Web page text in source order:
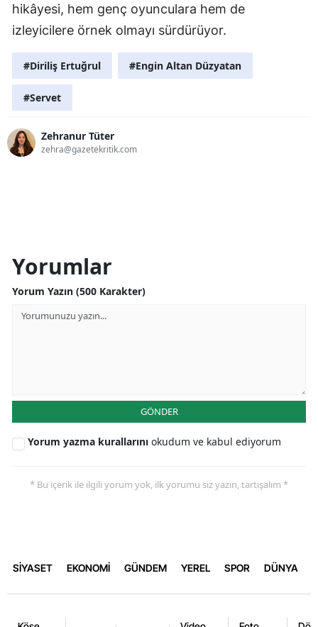
hikâyesi, hem genç oyunculara hem de
izleyicilere örnek olmayı sürdürüyor.
#Diriliş Ertuğrul #Engin Altan Düzyatan
#Servet
Zehranur Tüter
zehra@gazetekritik.com
Yorumlar
Yorum Yazın (500 Karakter)
GÖNDER
Yorum yazma kurallarını okudum ve kabul ediyorum
* Bu içerik ile ilgili yorum yok, ilk yorumu siz yazın, tartışalım *
SİYASET EKONOMİ GÜNDEM YEREL SPOR DÜNYA